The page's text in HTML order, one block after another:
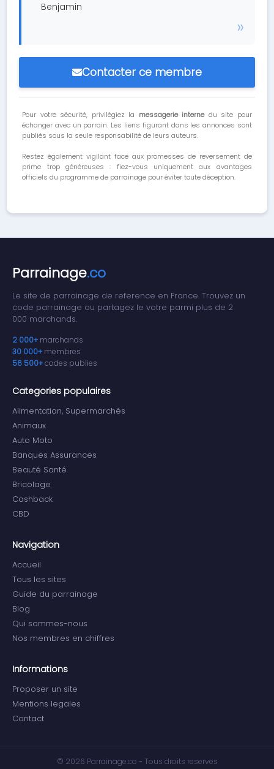
Benjamin
Contacter ce membre
Pour votre sécurité, privilégiez la messagerie internedu site pour
échanger avec un parrain. Les liens figurant dans les annonces sont
publiés sous la seule responsabilité de leurs auteurs.
Restez également vigilant face aux promesses de reversement de
prime trop généreuses : fiez-vous uniquement aux avantages
officiels du programme de parrainage pour éviter toute déception.
Parrainage.co
Le site de parrainage de reference en France. Trouvez un
code parrainage ou partagez le votre parmi plus de 2
000 marchands.
2 000+ marchands
30 000+ membres
56 500+codes publies
Categories populaires
Alimentation, Supermarchés
Animaux
Auto Moto
Banques Assurances
Beauté Santé
Bricolage
Cashback
CBD
Navigation
Accueil
Tous les sites
Guide du parrainage
Blog
Qui sommes-nous
Nos membres en chiffres
Informations
Proposer un site
Mentions legales
Contact
© 2026 Parrainage.co - Tous droits reserves